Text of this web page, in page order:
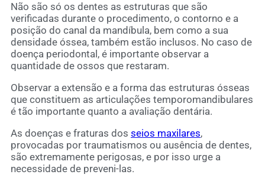
Não são só os dentes as estruturas que são
verificadas durante o procedimento, o contorno e a
posição do canal da mandíbula, bem como a sua
densidade óssea, também estão inclusos. No caso de
doença periodontal, é importante observar a
quantidade de ossos que restaram.
Observar a extensão e a forma das estruturas ósseas
que constituem as articulações temporomandibulares
é tão importante quanto a avaliação dentária.
As doenças e fraturas dos seios maxilares,
provocadas por traumatismos ou ausência de dentes,
são extremamente perigosas, e por isso urge a
necessidade de preveni-las.